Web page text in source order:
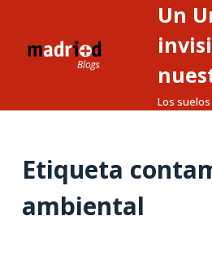
o
Un
Los suelos
Etiqueta
ambiental